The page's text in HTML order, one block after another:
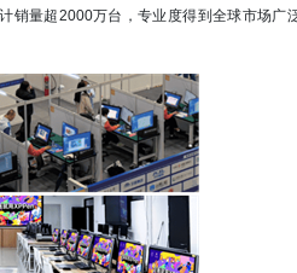
销量超2000万台，专业度得到全球市场广